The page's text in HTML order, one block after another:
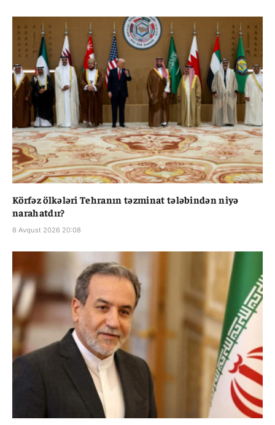
Körfəz ölkələri Tehranın təzminat tələbindən niyə
narahatdır?
8 Avqust 2026 20:08